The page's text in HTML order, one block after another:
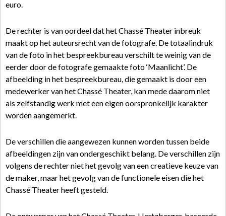
euro.
De rechter is van oordeel dat het Chassé Theater inbreuk
maakt op het auteursrecht van de fotografe. De totaalindruk
van de foto in het bespreekbureau verschilt te weinig van de
eerder door de fotografe gemaakte foto ‘Maanlicht’. De
afbeelding in het bespreekbureau, die gemaakt is door een
medewerker van het Chassé Theater, kan mede daarom niet
als zelfstandig werk met een eigen oorspronkelijk karakter
worden aangemerkt.
De verschillen die aangewezen kunnen worden tussen beide
afbeeldingen zijn van ondergeschikt belang. De verschillen zijn
volgens de rechter niet het gevolg van een creatieve keuze van
de maker, maar het gevolg van de functionele eisen die het
Chassé Theater heeft gesteld.